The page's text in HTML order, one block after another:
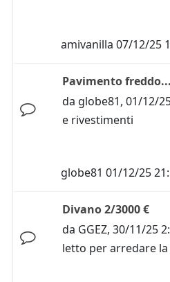
amivanilla 07/12/25
Pavimento
da globe81, 01/12/
e rivestimenti
globe81 01/12/25
Divano 2/3000 €
da GGEZ, 30/11/25
letto per arredare la